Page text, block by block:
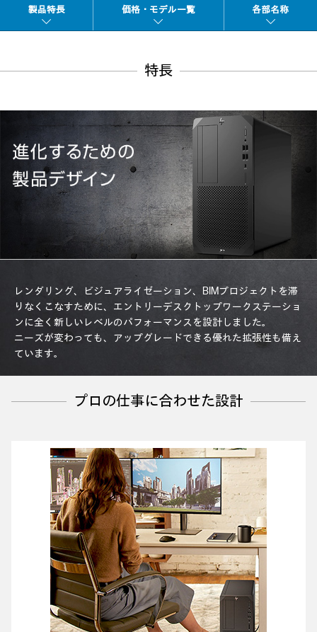
製品特長 価格・モデル一覧 各部名称
特長
レンダリング、ビジュアライゼーション、BIMプロジェクトを滞
りなくこなすために、エントリーデスクトップワークステーショ
ンに全く新しいレベルのパフォーマンスを設計しました。
ニーズが変わっても、アップグレードできる優れた拡張性も備え
ています。
プロの仕事に合わせた設計